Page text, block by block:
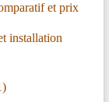
et prix
installation